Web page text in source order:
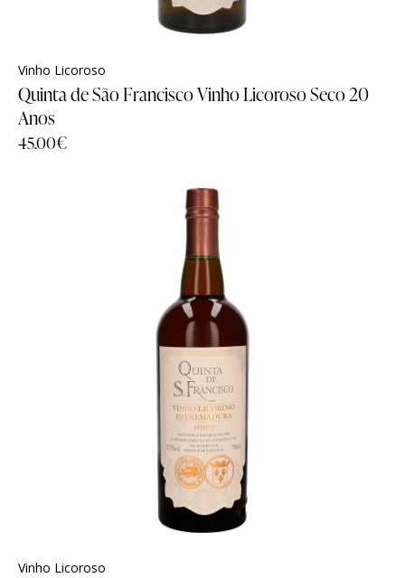
Vinho Licoroso
Quinta de São Francisco Vinho Licoroso Seco 20
Anos
45.00€
Vinho Licoroso